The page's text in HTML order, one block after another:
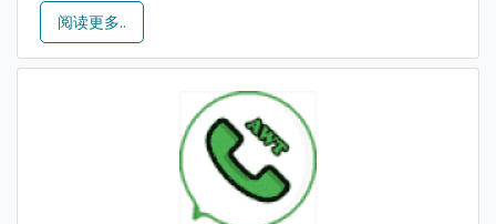
阅读更多..